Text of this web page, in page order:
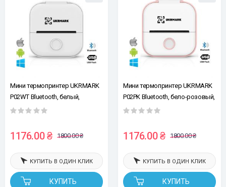
Мини термопринтер UKRMARK
P02WT Bluetooth, белый,
рулоны 50-57 мм, печать на
этикетках
1176.00 ₴ 1800.00 ₴
КУПИТЬ
КУПИТЬ В ОДИН КЛИК
Мини термопринтер UKRMARK
P02PK Bluetooth, бело-розовый,
рулоны 50-57 мм, печать на
этикетках
1176.00 ₴ 1800.00 ₴
КУПИТЬ
КУПИТЬ В ОДИН КЛИК